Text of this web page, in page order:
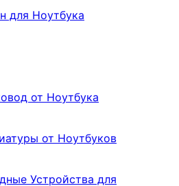
для Ноутбука
от Ноутбука
от Ноутбуков
Устройства для